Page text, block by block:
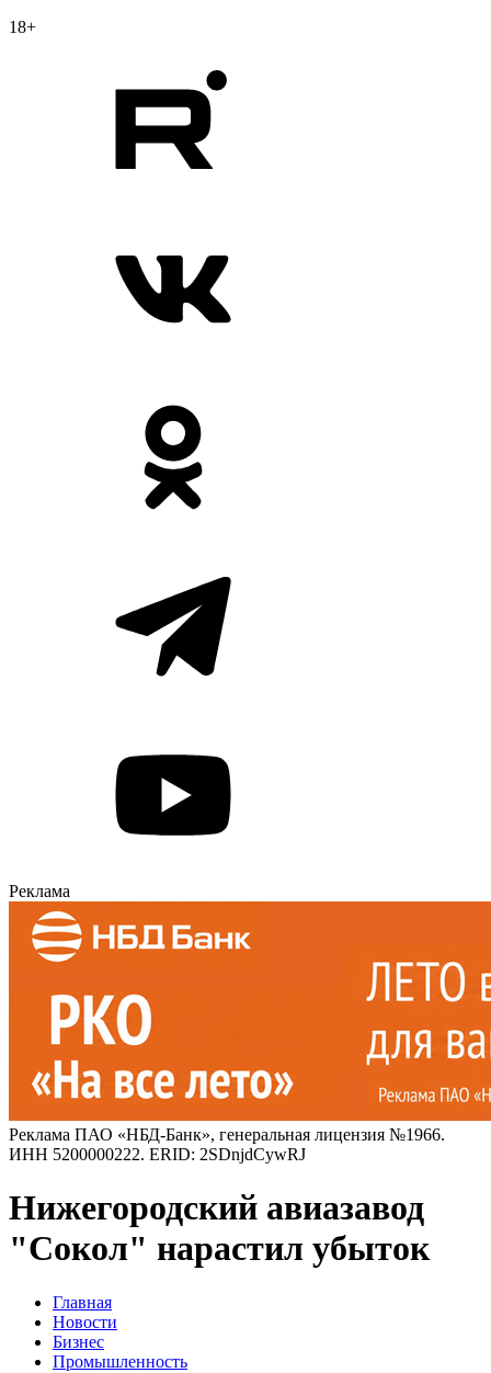
18+
Реклама
Реклама ПАО «НБД-Банк», генеральная лицензия №1966.
ИНН 5200000222. ERID: 2SDnjdCywRJ
Нижегородский авиазавод
"Сокол" нарастил убыток
Главная
Новости
Бизнес
Промышленность